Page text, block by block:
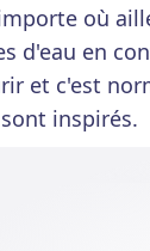
où
d'eau en
et c'est
inspirés.